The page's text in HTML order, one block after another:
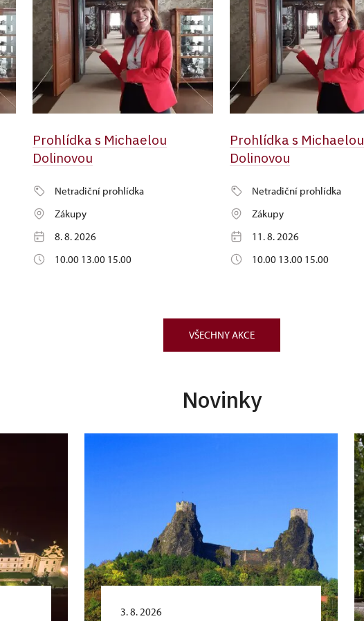
Prohlídka s Michaelou
Dolinovou
Netradiční prohlídka
Zákupy
8. 8. 2026
10.00 13.00 15.00
Prohlídka s Michaelou
Dolinovou
Netradiční prohlídka
Zákupy
11. 8. 2026
10.00 13.00 15.00
VŠECHNY AKCE
Novinky
3. 8. 2026